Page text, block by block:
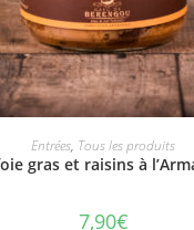
AJOUTER AU PANIER
Entrées, Tous les produits
gras et raisins à
7,90€